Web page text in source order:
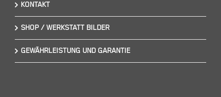
KONTAKT
SHOP / WERKSTATT BILDER
GEWÄHRLEISTUNG UND GARANTIE